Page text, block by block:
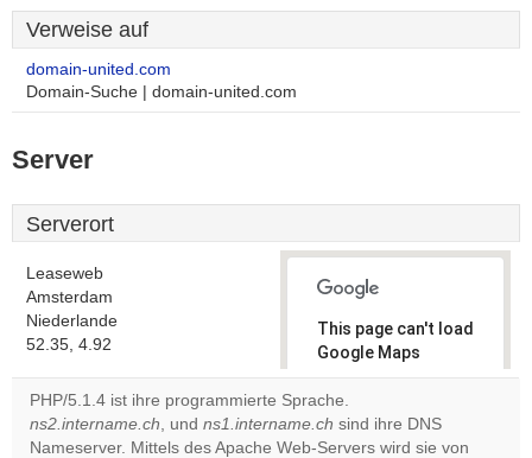
Verweise auf
domain-united.com
Domain-Suche | domain-united.com
Server
Serverort
Leaseweb
Amsterdam
Niederlande
52.35, 4.92
This page can't load
Google Maps
correctly.
Do you
own this
OK
PHP/5.1.4 ist ihre programmierte Sprache.
ns2.intername.ch, und ns1.intername.ch sind ihre DNS
Nameserver. Mittels des Apache Web-Servers wird sie von